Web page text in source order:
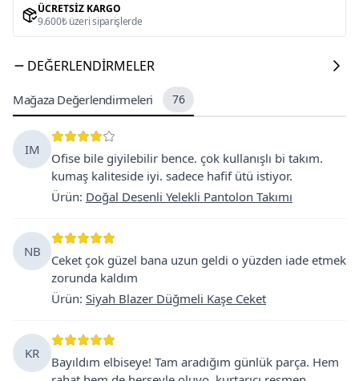
ÜCRETSIZ KARGO
9.600₺ üzeri siparişlerde
DEĞERLENDIRMELER
Mağaza Değerlendirmeleri 76
IM
Ofise bile giyilebilir bence. çok kullanışlı bi takım.
kumaş kaliteside iyi. sadece hafif ütü istiyor.
Ürün: Doğal Desenli Yelekli Pantolon Takımı
NB
Ceket çok güzel bana uzun geldi o yüzden iade etmek
zorunda kaldım
Ürün: Siyah Blazer Düğmeli Kaşe Ceket
KR
Bayıldım elbiseye! Tam aradığım günlük parça. Hem